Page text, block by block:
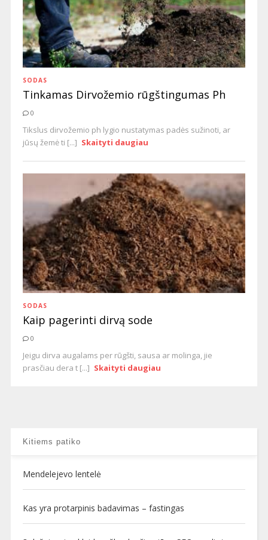
SODAS
Tinkamas Dirvožemio rūgštingumas Ph
0
Tikslus dirvožemio ph lygio nustatymas padės sužinoti, ar
jūsų žemė ti [...] Skaityti daugiau
SODAS
Kaip pagerinti dirvą sode
0
Jeigu dirva augalams per rūgšti, sausa ar molinga, jie
prasčiau dera t [...] Skaityti daugiau
Kitiems patiko
Mendelejevo lentelė
Kas yra protarpinis badavimas – fastingas